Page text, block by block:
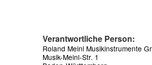
Verantwortliche Person:
Roland Meinl Musikinstrumente
Musik-Meinl-Str. 1